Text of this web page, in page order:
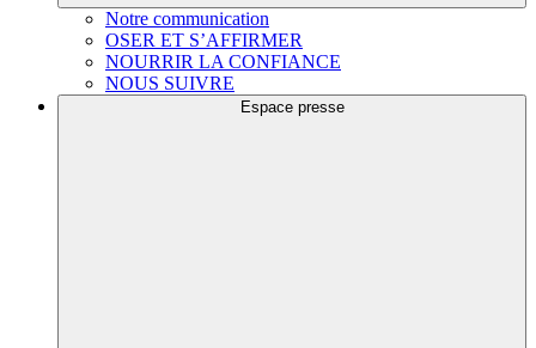
Notre communication
OSER ET S’AFFIRMER
NOURRIR LA CONFIANCE
NOUS SUIVRE
Espace presse